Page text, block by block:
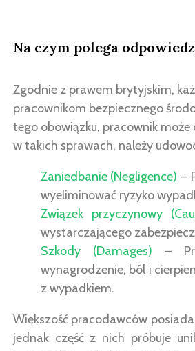
Na czym polega
Zgodnie z prawem brytyjskim,
pracownikom bezpiecznego
tego obowiązku, pracownik
w takich sprawach, należy
Zaniedbanie (Negligence)–
wyeliminować ryzyko
Związek przyczynowy
wystarczającego
Szkody (Damages) –
wynagrodzenie, ból i
z wypadkiem.
Większość pracodawców
jednak część z nich próbuje